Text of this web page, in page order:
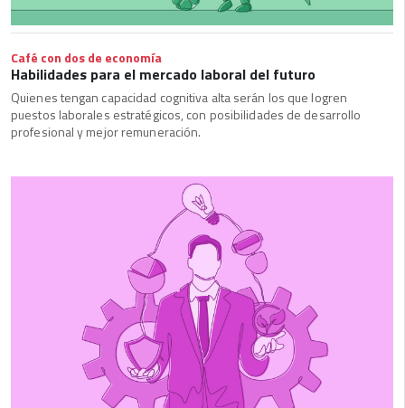
Café con dos de economía
Habilidades para el mercado laboral del futuro
Quienes tengan capacidad cognitiva alta serán los que logren
puestos laborales estratégicos, con posibilidades de desarrollo
profesional y mejor remuneración.